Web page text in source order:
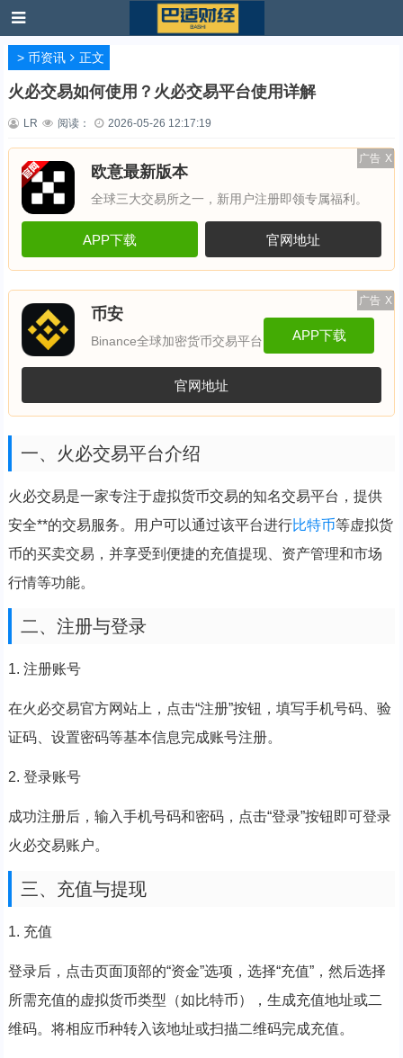
> 币资讯 正文
火必交易如何使用？火必交易平台使用详解
LR 阅读： 2026-05-26 12:17:19
广告 X
欧意最新版本
全球三大交易所之一，新用户注册即领专属福利。
APP下载 官网地址
广告 X
币安
Binance全球加密货币交易平台 APP下载
官网地址
一、火必交易平台介绍
火必交易是一家专注于虚拟货币交易的知名交易平台，提供
安全**的交易服务。用户可以通过该平台进行比特币等虚拟货
币的买卖交易，并享受到便捷的充值提现、资产管理和市场
行情等功能。
二、注册与登录
1. 注册账号
在火必交易官方网站上，点击“注册”按钮，填写手机号码、验
证码、设置密码等基本信息完成账号注册。
2. 登录账号
成功注册后，输入手机号码和密码，点击“登录”按钮即可登录
火必交易账户。
三、充值与提现
1. 充值
登录后，点击页面顶部的“资金”选项，选择“充值”，然后选择
所需充值的虚拟货币类型（如比特币），生成充值地址或二
维码。将相应币种转入该地址或扫描二维码完成充值。